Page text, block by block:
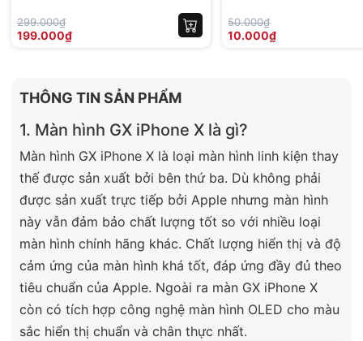
299.000₫
199.000₫
50.000₫
10.000₫
THÔNG TIN SẢN PHẨM
1. Màn hình GX iPhone X là gì?
Màn hình GX iPhone X là loại màn hình linh kiện thay
thế được sản xuất bởi bên thứ ba. Dù không phải
được sản xuất trực tiếp bởi Apple nhưng màn hình
này vẫn đảm bảo chất lượng tốt so với nhiều loại
màn hình chính hãng khác. Chất lượng hiển thị và độ
cảm ứng của màn hình khá tốt, đáp ứng đầy đủ theo
tiêu chuẩn của Apple. Ngoài ra màn GX iPhone X
còn có tích hợp công nghệ màn hình OLED cho màu
sắc hiển thị chuẩn và chân thực nhất.